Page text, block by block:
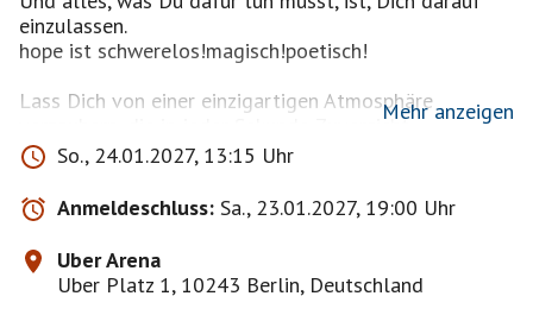
einzulassen.
hope ist schwerelos!magisch!poetisch!
Lass Dich von einer einzigartigen Atmosphäre
verzaubern, die in jeder Sekunde Zuversicht,
Unbeschwertheit und Leidenschaft ausstrahlt.
Kraftvolle Bewegungen am Boden wechseln sich ab
mit fliegender Leichtigkeit in der Höhe. Erlebe ein
Spiel aus mitreißender Dynamik und magischer
Schwerelosigkeit, bei dem rasante Salti und
spektakuläre Überschläge auf schwebende Anmut
treffen.
Mehr anzeigen
So., 24.01.2027, 13:15 Uhr
Anmeldeschluss: Sa., 23.01.2027, 19:00 Uhr
Uber Arena
Uber Platz 1, 10243 Berlin, Deutschland